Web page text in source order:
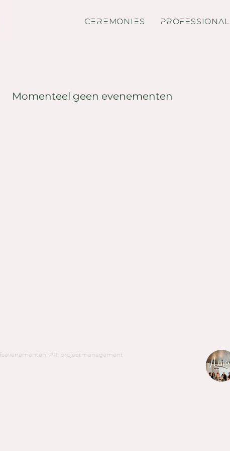
CEREMONIES PROFESSIONAL
Momenteel geen evenementen
PR, projectmanagement